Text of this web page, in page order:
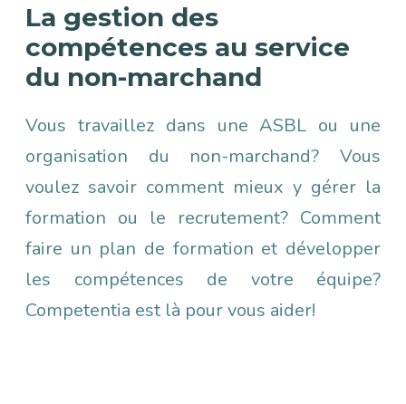
La gestion des
compétences au service
du non-marchand
Vous travaillez dans une ASBL ou une
organisation du non-marchand? Vous
voulez savoir comment mieux y gérer la
formation ou le recrutement? Comment
faire un plan de formation et développer
les compétences de votre équipe?
Competentia est là pour vous aider!